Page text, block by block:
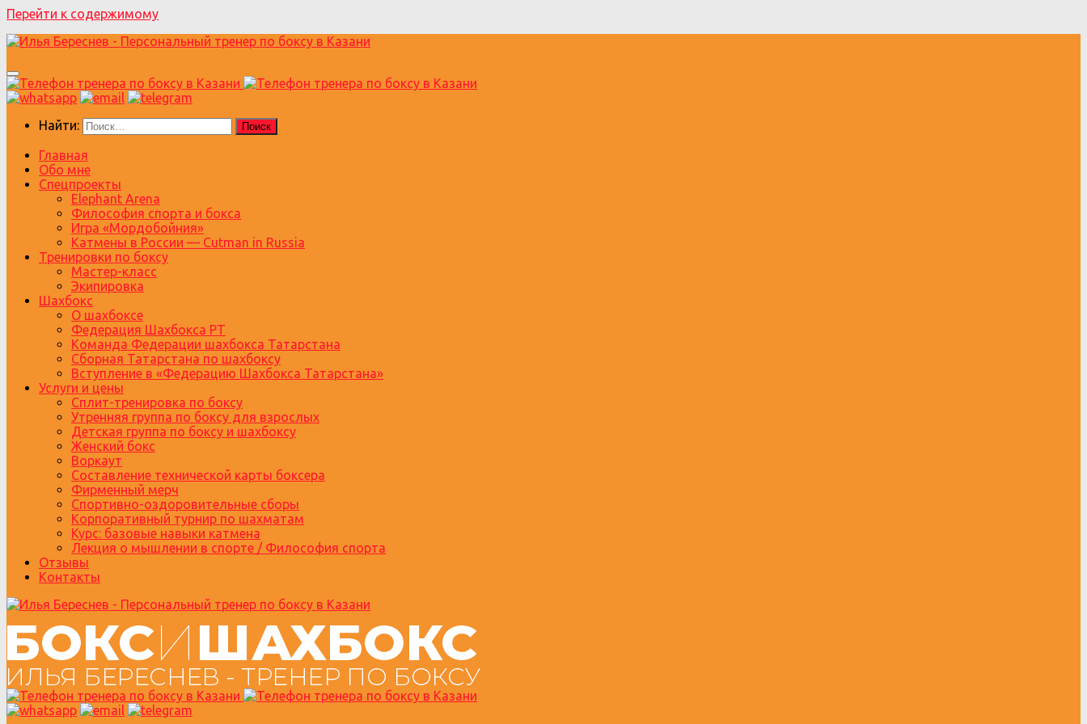
Перейти к содержимому
Найти:
Главная
Обо мне
Спецпроекты
Elephant Arena
Философия спорта и бокса
Игра «Мордобойния»
Катмены в России — Cutman in Russia
Тренировки по боксу
Мастер-класс
Экипировка
Шахбокс
О шахбоксе
Федерация Шахбокса РТ
Команда Федерации шахбокса Татарстана
Сборная Татарстана по шахбоксу
Вступление в «Федерацию Шахбокса Татарстана»
Услуги и цены
Сплит-тренировка по боксу
Утренняя группа по боксу для взрослых
Детская группа по боксу и шахбоксу
Женский бокс
Воркаут
Составление технической карты боксера
Фирменный мерч
Спортивно-оздоровительные сборы
Корпоративный турнир по шахматам
Курс: базовые навыки катмена
Лекция о мышлении в спорте / Философия спорта
Отзывы
Контакты